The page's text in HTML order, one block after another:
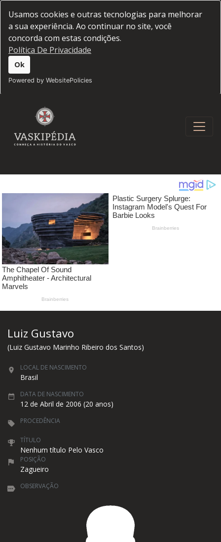
Usamos cookies e outras tecnologias para melhorar
a sua experiência. Ao continuar no site, você
concorda com estas condições.
Política De Privacidade
Ok
Powered by WebsitePolicies
Luiz Gustavo
(Luiz Gustavo Marinho Ribeiro dos Santos)
LOCAL DE NASCIMENTO
Brasil
DATA DE NASCIMENTO
12 de Abril de 2006 (20 anos)
PROCEDÊNCIA
TÍTULO
Nenhum título Pelo Vasco
POSIÇÃO
Zagueiro
OBSERVAÇÃO